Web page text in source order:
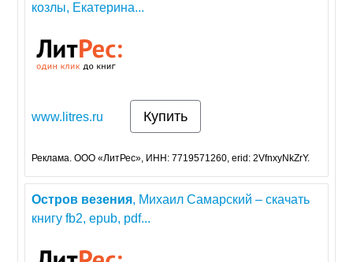
козлы, Екатерина...
www.litres.ru Купить
Реклама. ООО «ЛитРес», ИНН: 7719571260, erid: 2VfnxyNkZrY.
Остров везения, Михаил Самарский – скачать
книгу fb2, epub, pdf...